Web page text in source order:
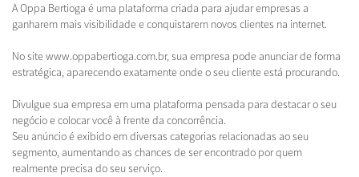
A Oppa Bertioga é uma plataforma criada para ajudar empresas a
ganharem mais visibilidade e conquistarem novos clientes na internet.
No site www.oppabertioga.com.br, sua empresa pode anunciar de forma
estratégica, aparecendo exatamente onde o seu cliente está procurando.
Divulgue sua empresa em uma plataforma pensada para destacar o seu
negócio e colocar você à frente da concorrência.
Seu anúncio é exibido em diversas categorias relacionadas ao seu
segmento, aumentando as chances de ser encontrado por quem
realmente precisa do seu serviço.